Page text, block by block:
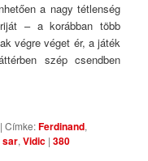
a nagy tétlenség
– a korábban több
végre véget ér, a játék
szép csendben
|Címke:Ferdinand,
sar,Vidic |380